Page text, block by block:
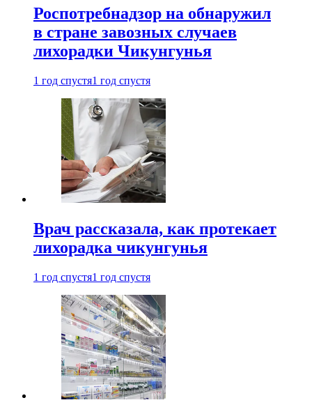
Роспотребнадзор на обнаружил
в стране завозных случаев
лихорадки Чикунгунья
1 год спустя1 год спустя
Врач рассказала, как протекает
лихорадка чикунгунья
1 год спустя1 год спустя